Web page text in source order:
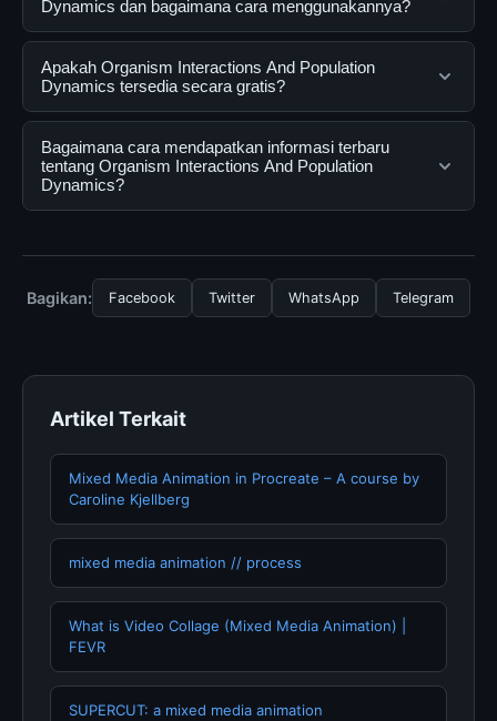
Dynamics dan bagaimana cara menggunakannya?
Organism Interactions And Population Dynamics adalah
layanan digital yang dirancang untuk membantu
pengguna mendapatkan informasi lengkap dan
terpercaya. Anda dapat menggunakannya dengan
mengunjungi situs resmi dan mengikuti panduan yang
tersedia.
Apakah Organism Interactions And Population
Dynamics tersedia secara gratis?
Ya, Organism Interactions And Population Dynamics
dapat diakses secara gratis oleh semua pengguna.
Tidak ada biaya tersembunyi atau langganan yang
Bagaimana cara mendapatkan informasi terbaru
tentang Organism Interactions And Population
Dynamics?
bisa mengunjungi halaman resmi kami secara berkala.
Kami selalu memperbarui konten dengan informasi
Bagikan: Facebook Twitter WhatsApp Telegram
Artikel Terkait
Mixed Media Animation in Procreate – A course by
Caroline Kjellberg
mixed media animation // process
What is Video Collage (Mixed Media Animation) |
FEVR
SUPERCUT: a mixed media animation